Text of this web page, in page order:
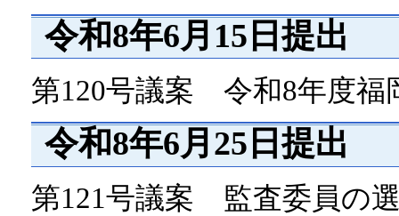
令和8年6月15日提出
第120号議案 令和8年度福
令和8年6月25日提出
第121号議案 監査委員の